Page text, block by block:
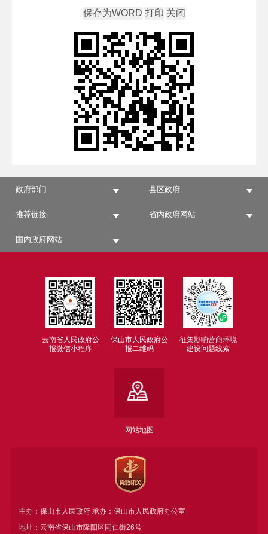
政府部门 县区政府
推荐链接 省内政府网站
国内政府网站
云南省人民政府公
报微信小程序
保山市人民政府公
报二维码
征集影响营商环境
建设问题线索
网站地图
主办：保山市人民政府 承办：保山市人民政府办公室
地址：云南省保山市隆阳区同仁街26号